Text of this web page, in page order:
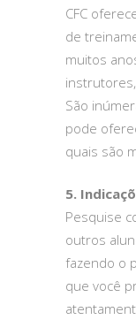
CFC
de
muitos
São
pode
quais são
5.
Pesquise
outros
fazendo o
que você